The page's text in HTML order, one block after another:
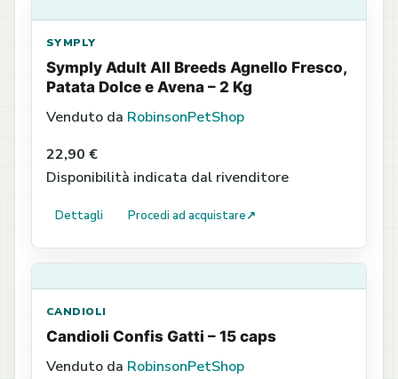
SYMPLY
Symply Adult All Breeds Agnello Fresco,
Patata Dolce e Avena – 2 Kg
Venduto da RobinsonPetShop
22,90 €
Disponibilità indicata dal rivenditore
Dettagli Procedi ad acquistare↗
CANDIOLI
Candioli Confis Gatti – 15 caps
Venduto da RobinsonPetShop